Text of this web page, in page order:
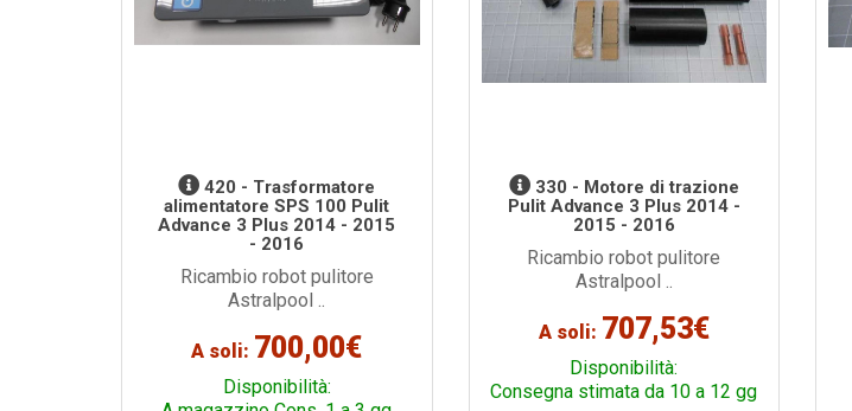
420 - Trasformatore
alimentatore SPS 100 Pulit
Advance 3 Plus 2014 - 2015
- 2016
Ricambio robot pulitore
Astralpool ..
A soli: 700,00€
Disponibilità:
330 - Motore di trazione
Pulit Advance 3 Plus 2014 -
2015 - 2016
Ricambio robot pulitore
Astralpool ..
A soli: 707,53€
Disponibilità:
Consegna stimata da 10 a 12 gg